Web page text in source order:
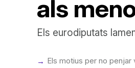
als
Els eurodiputats
Els motius per no